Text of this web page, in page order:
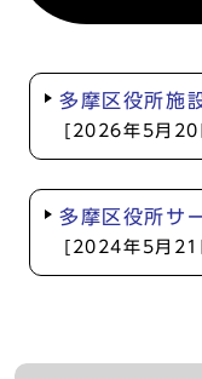
多摩区役所施
[2026年5月20
多摩区役所サ
[2024年5月21